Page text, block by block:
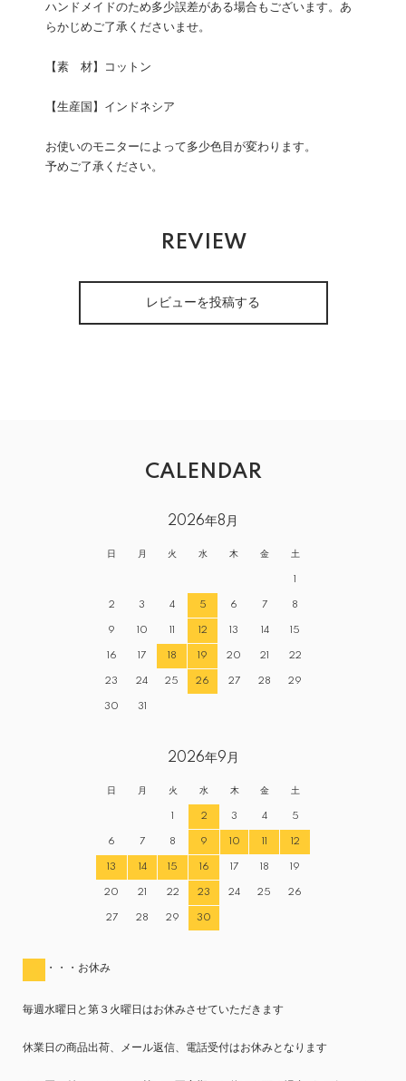
ハンドメイドのため多少誤差がある場合もございます。あ
らかじめご了承くださいませ。
【素 材】コットン
【生産国】インドネシア
お使いのモニターによって多少色目が変わります。
予めご了承ください。
REVIEW
レビューを投稿する
CALENDAR
2026年8月
日 月 火 水 木 金 土
1
2 3 4 5 6 7 8
9 10 11 12 13 14 15
16 17 18 19 20 21 22
23 24 25 26 27 28 29
30 31
2026年9月
日 月 火 水 木 金 土
1 2 3 4 5
6 7 8 9 10 11 12
13 14 15 16 17 18 19
20 21 22 23 24 25 26
27 28 29 30
・・・お休み
毎週水曜日と第３火曜日はお休みさせていただきます
休業日の商品出荷、メール返信、電話受付はお休みとなります